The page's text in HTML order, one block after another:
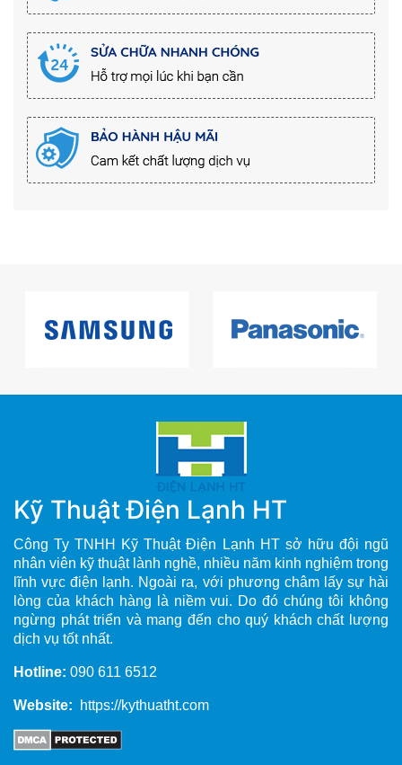
Kỹ Thuật Điện Lạnh HT
Công Ty TNHH Kỹ Thuật Điện Lạnh HT sở hữu đội ngũ
nhân viên kỹ thuật lành nghề, nhiều năm kinh nghiệm trong
lĩnh vực điện lạnh. Ngoài ra, với phương châm lấy sự hài
lòng của khách hàng là niềm vui. Do đó chúng tôi không
ngừng phát triển và mang đến cho quý khách chất lượng
dịch vụ tốt nhất.
Hotline: 090 611 6512
Website: https://kythuatht.com